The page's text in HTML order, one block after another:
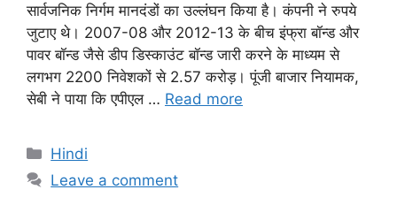
सार्वजनिक निर्गम मानदंडों का उल्लंघन किया है। कंपनी ने रुपये
जुटाए थे। 2007-08 और 2012-13 के बीच इंफ्रा बॉन्ड और
पावर बॉन्ड जैसे डीप डिस्काउंट बॉन्ड जारी करने के माध्यम से
लगभग 2200 निवेशकों से 2.57 करोड़। पूंजी बाजार नियामक,
सेबी ने पाया कि एपीएल … Read more
Categories
Hindi
Leave a comment